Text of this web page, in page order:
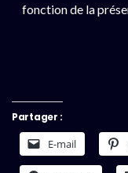
fonction de la
Partager :
E-mail